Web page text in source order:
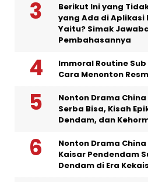
Berikut Ini yang
yang Ada di Aplikasi
Yaitu? Simak
Pembahasannya
Immoral Routine
Cara Menonton
Nonton Drama
Serba Bisa, Kisah
Dendam, dan
Nonton Drama
Kaisar Pendendam
Dendam di Era